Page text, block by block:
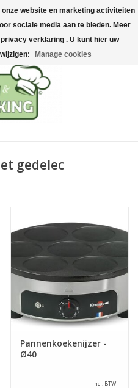
gedelec
Pannenkoekenijzer -
Ø40
Incl. BTW
website en marketing activiteiten
sociale media aan te bieden. Meer
verklaring . U kunt hier uw
Manage cookies